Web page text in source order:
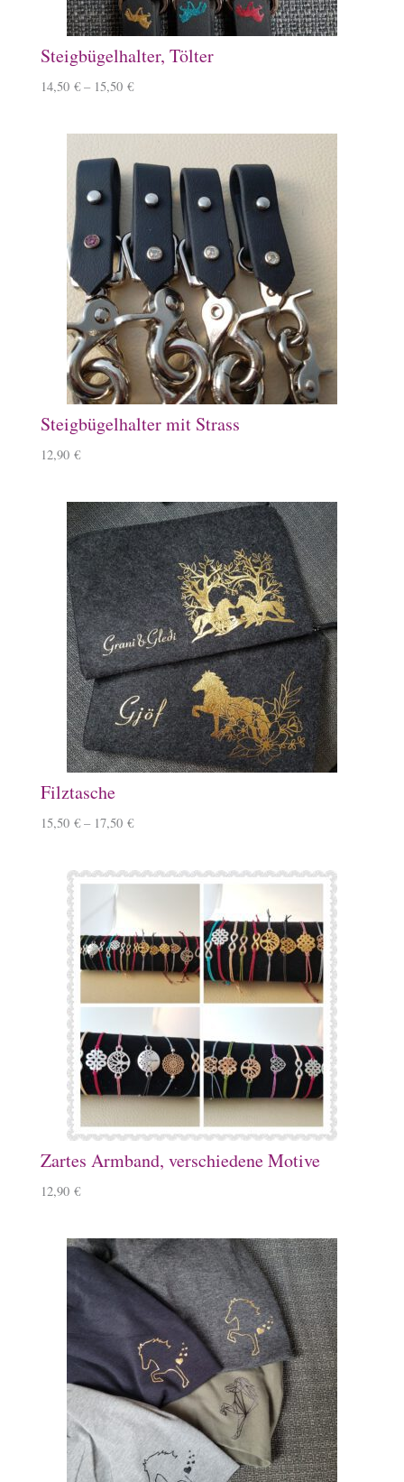
Steigbügelhalter, Tölter
14,50 € – 15,50 €
Steigbügelhalter mit Strass
12,90 €
Filztasche
15,50 € – 17,50 €
Zartes Armband, verschiedene Motive
12,90 €